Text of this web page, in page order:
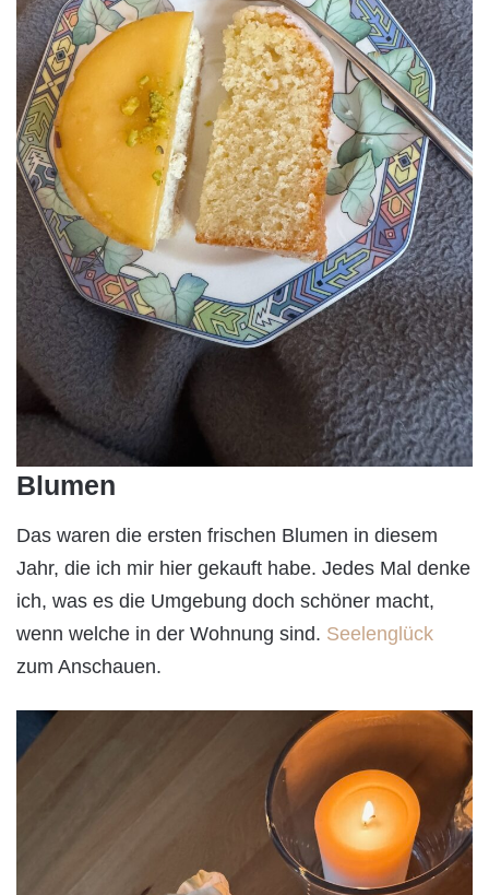
Blumen
Das waren die ersten frischen Blumen in diesem
Jahr, die ich mir hier gekauft habe. Jedes Mal denke
ich, was es die Umgebung doch schöner macht,
wenn welche in der Wohnung sind. Seelenglück
zum Anschauen.